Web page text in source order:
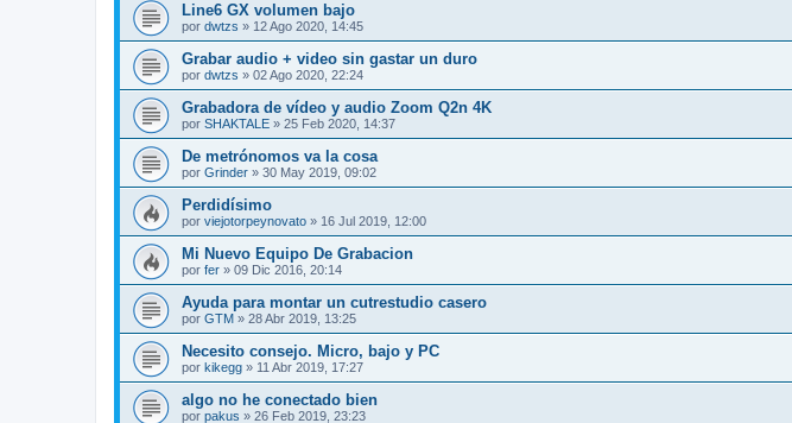
Line6 GX volumen bajo
por dwtzs » 12 Ago 2020, 14:45
Grabar audio + video sin gastar un duro
por dwtzs » 02 Ago 2020, 22:24
Grabadora de vídeo y audio Zoom Q2n 4K
por SHAKTALE » 25 Feb 2020, 14:37
De metrónomos va la cosa
por Grinder » 30 May 2019, 09:02
Perdidísimo
por viejotorpeynovato » 16 Jul 2019, 12:00
Mi Nuevo Equipo De Grabacion
por fer » 09 Dic 2016, 20:14
Ayuda para montar un cutrestudio casero
por GTM » 28 Abr 2019, 13:25
Necesito consejo. Micro, bajo y PC
por kikegg » 11 Abr 2019, 17:27
algo no he conectado bien
por pakus » 26 Feb 2019, 23:23